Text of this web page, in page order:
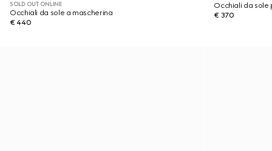
SOLD OUT ONLINE
Occhiali da sole a mascherina
€ 440
Occhiali da sole
€ 370